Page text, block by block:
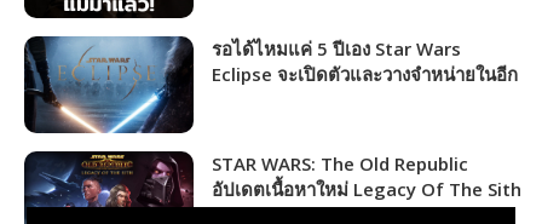
รอได้ไหมแค่ 5 ปีเอง Star Wars
Eclipse จะเปิดตัวและวางจำหน่ายในอีก
STAR WARS: The Old Republic
อัปเดตเนื้อหาใหม่ Legacy Of The Sith
ไปโหลดมาเล่นกัน!